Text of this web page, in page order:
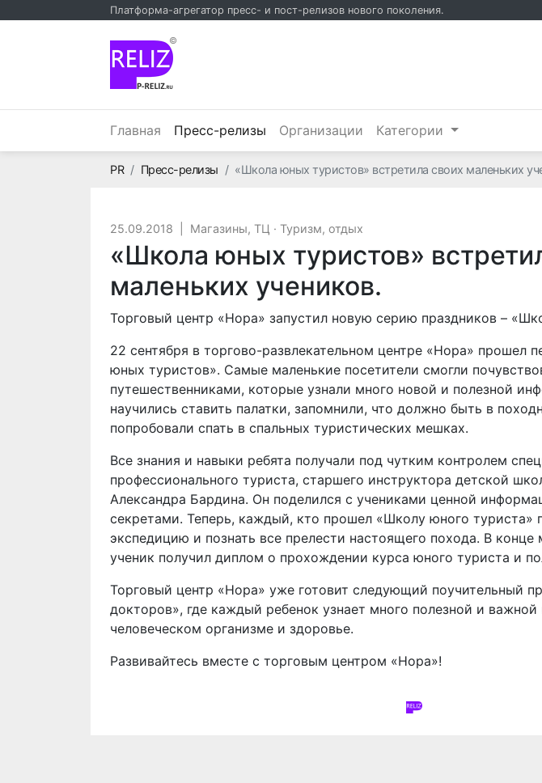
Платформа-агрегатор пресс- и пост-релизов нового поколения.
©
Главная Пресс-релизы (текущий)
Организации Категории
PRГлавная
Пресс-релизы «Школа юных туристов» встретила своих маленьких
25.09.2018 Магазины, ТЦ · Туризм, отдых
«Школа юных туристов»
маленьких учеников.
Торговый центр «Нора» запустил новую серию праздников –
22 сентября в торгово-развлекательном центре «Нора» прошел
юных туристов». Самые маленькие посетители смогли
путешественниками, которые узнали много новой и полезной
научились ставить палатки, запомнили, что должно быть в
попробовали спать в спальных туристических мешках.
Все знания и навыки ребята получали под чутким контролем
профессионального туриста, старшего инструктора детской
Александра Бардина. Он поделился с учениками ценной
секретами. Теперь, каждый, кто прошел «Школу юного туриста»
экспедицию и познать все прелести настоящего похода. В
ученик получил диплом о прохождении курса юного туриста и
Торговый центр «Нора» уже готовит следующий поучительный
докторов», где каждый ребенок узнает много полезной и
человеческом организме и здоровье.
Развивайтесь вместе с торговым центром «Нора»!